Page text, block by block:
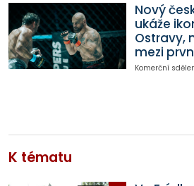
Nový
ukáže
Ostravy,
mezi
Komerční
K tématu